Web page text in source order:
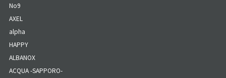
No9
AXEL
alpha
HAPPY
ALBANOX
ACQUA -SAPPORO-